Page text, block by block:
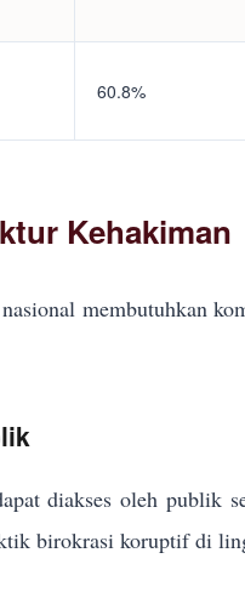
60.8%
Kehakiman
membutuhkan
diakses oleh publik
birokrasi koruptif di